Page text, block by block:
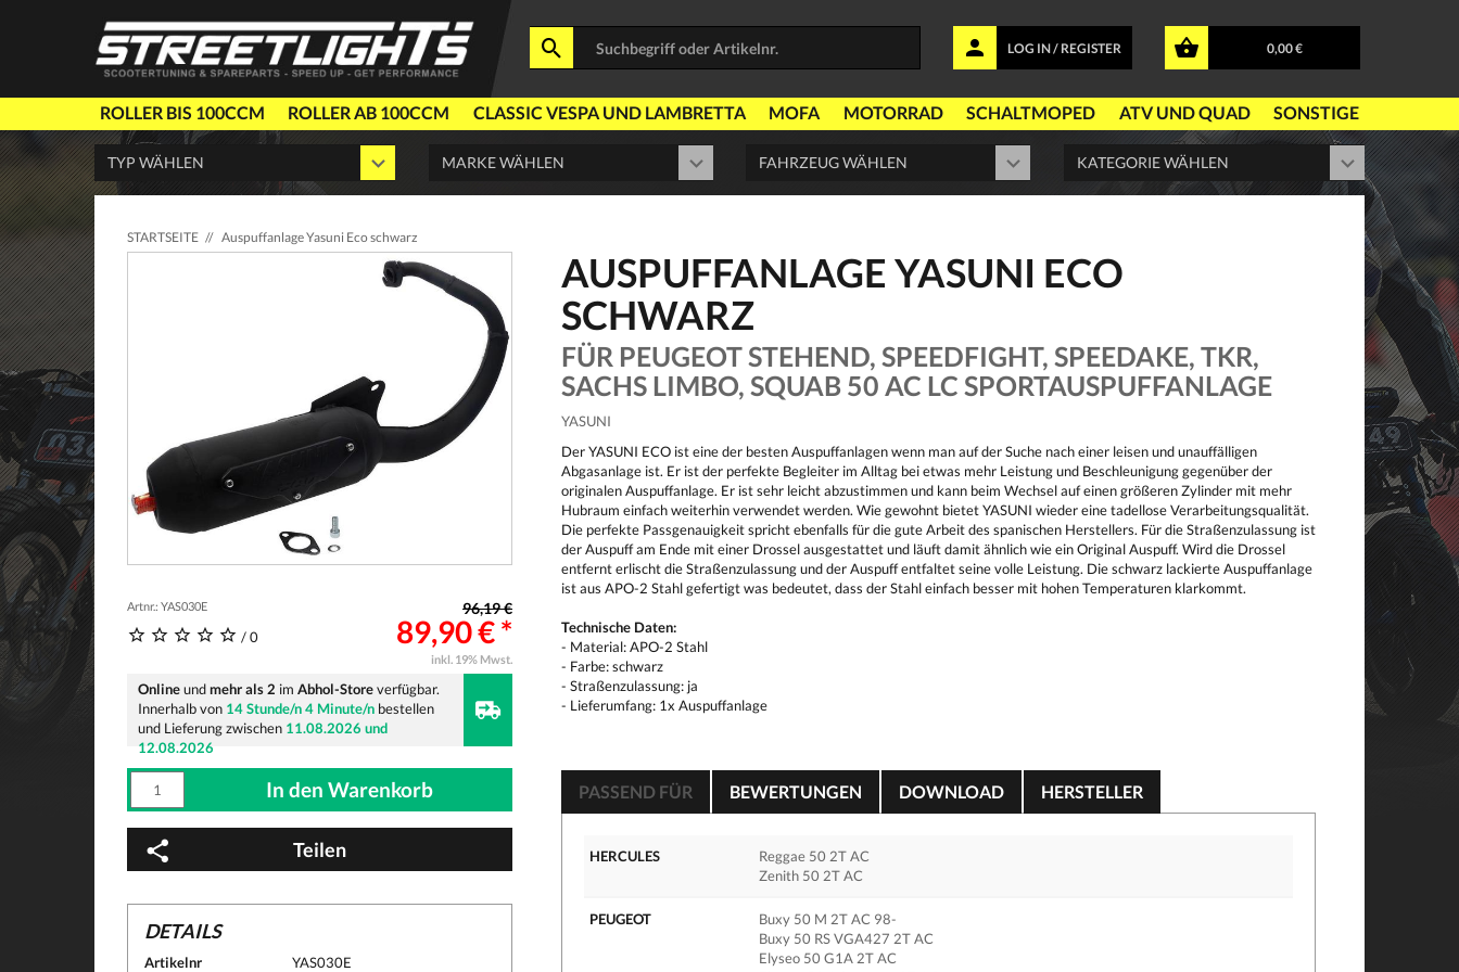
LOG IN / REGISTER 0,00 €
ROLLER BIS 100CCM ROLLER AB 100CCM CLASSIC VESPA UND LAMBRETTA MOFA MOTORRAD SCHALTMOPED ATV UND QUAD SONSTIGE
STARTSEITE // Auspuffanlage Yasuni Eco schwarz
Artnr.: YAS030E 96,19 €
/ 0 89,90 € *
inkl. 19% Mwst.
Onlineundmehr als 2 im Abhol-Storeverfügbar.
Innerhalb von 14 Stunde/n 4 Minute/n bestellen
und Lieferung zwischen 11.08.2026 und
12.08.2026
Teilen
DETAILS
Artikelnr
YAS030E
AUSPUFFANLAGE YASUNI ECO
SCHWARZ
FÜR PEUGEOT STEHEND, SPEEDFIGHT, SPEEDAKE, TKR,
SACHS LIMBO, SQUAB 50 AC LC SPORTAUSPUFFANLAGE
YASUNI
Der YASUNI ECO ist eine der besten Auspuffanlagen wenn man auf der Suche nach einer leisen und unauffälligen
Abgasanlage ist. Er ist der perfekte Begleiter im Alltag bei etwas mehr Leistung und Beschleunigung gegenüber der
originalen Auspuffanlage. Er ist sehr leicht abzustimmen und kann beim Wechsel auf einen größeren Zylinder mit mehr
Hubraum einfach weiterhin verwendet werden. Wie gewohnt bietet YASUNI wieder eine tadellose Verarbeitungsqualität.
Die perfekte Passgenauigkeit spricht ebenfalls für die gute Arbeit des spanischen Herstellers. Für die Straßenzulassung ist
der Auspuff am Ende mit einer Drossel ausgestattet und läuft damit ähnlich wie ein Original Auspuff. Wird die Drossel
entfernt erlischt die Straßenzulassung und der Auspuff entfaltet seine volle Leistung. Die schwarz lackierte Auspuffanlage
ist aus APO-2 Stahl gefertigt was bedeutet, dass der Stahl einfach besser mit hohen Temperaturen klarkommt.
Technische Daten:
- Material: APO-2 Stahl
- Farbe: schwarz
- Straßenzulassung: ja
- Lieferumfang: 1x Auspuffanlage
PASSEND FÜR BEWERTUNGEN DOWNLOAD HERSTELLER
HERCULES
Reggae 50 2T AC
Zenith 50 2T AC
PEUGEOT
Buxy 50 M 2T AC 98-
Buxy 50 RS VGA427 2T AC
Elyseo 50 G1A 2T AC